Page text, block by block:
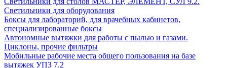
Светильники для оборудования
Боксы для лабораторий, для врачебных кабинетов,
специализированные боксы
Автономные вытяжки для работы с пылью и газами.
Циклоны, прочие фильтры
Мобильные рабочие места общего пользования на базе
вытяжек УПЗ 7.2